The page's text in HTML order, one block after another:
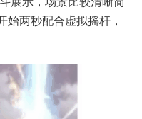
两秒配合虚拟摇杆，